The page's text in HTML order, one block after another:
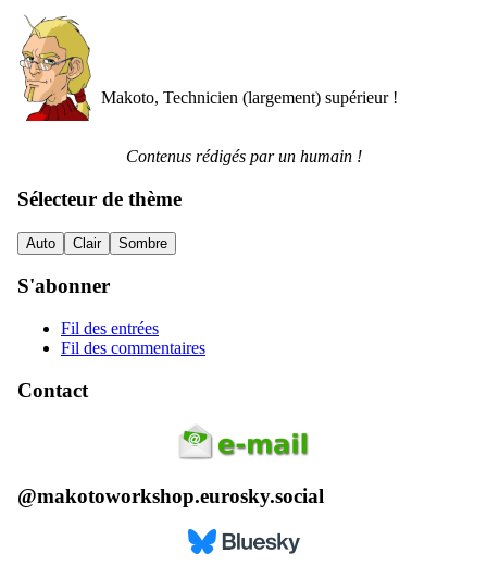
Makoto, Technicien (largement) supérieur !
Contenus rédigés par un humain !
Sélecteur de thème
Auto Clair Sombre
S'abonner
Fil des entrées
Fil des commentaires
Contact
@makotoworkshop.eurosky.social